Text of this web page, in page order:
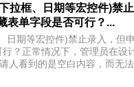
拉框、日期等宏控件)禁
表单字段是否可行？...
期等宏控件)禁止录入，但
？正常情况下，管理员在设
看到的是空白内容，而无